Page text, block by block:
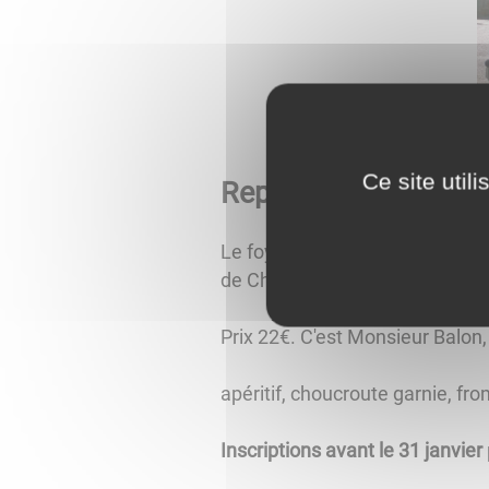
Repas d'hiver du
Le foyer rural de Malay
de Chapaize.
Prix 22€. C'est Monsieur
apéritif, choucroute garnie,
Inscriptions avant le 31 janvier
Ce site